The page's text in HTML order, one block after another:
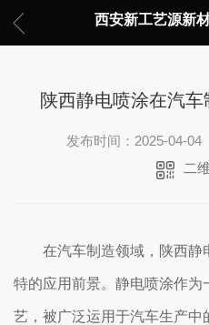
西安新工艺源新
陕西静电喷涂在汽
发布时间：2025-04-04
二
在汽车制造领域，陕西静
特的应用前景。静电喷涂作为
艺，被广泛运用于汽车生产中